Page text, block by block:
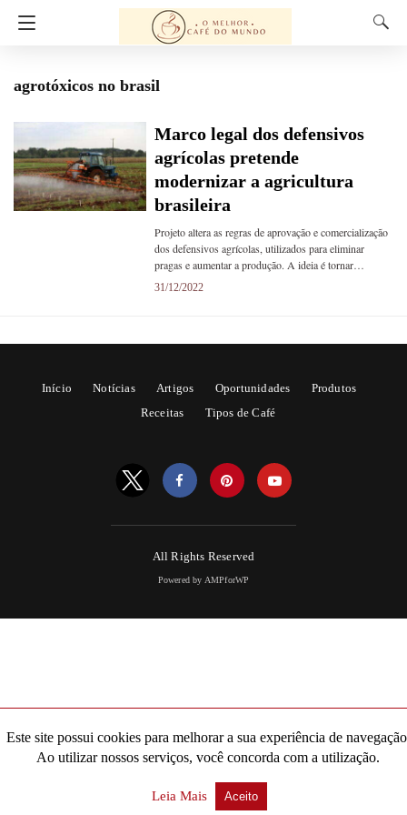
agrotóxicos no brasil
Marco legal dos defensivos
agrícolas pretende
modernizar a agricultura
brasileira
Projeto altera as regras de aprovação e comercialização
dos defensivos agrícolas, utilizados para eliminar
pragas e aumentar a produção. A ideia é tornar…
31/12/2022
Início Notícias Artigos Oportunidades
Produtos
Receitas
Tipos de Café
All Rights Reserved
Powered by AMPforWP
Este site possui cookies para melhorar a sua experiência de
Ao utilizar nossos serviços, você concorda com a utilização.
Leia Mais Aceito